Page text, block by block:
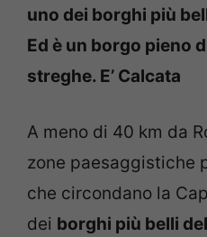
uno dei borghi più
Ed è un borgo pieno
streghe. E’ Calcata
A meno di 40 km da
zone paesaggistiche
che circondano la
dei borghi più belli